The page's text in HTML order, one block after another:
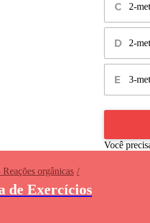
2-
2-
3-
Você
orgânicas
de Exercícios